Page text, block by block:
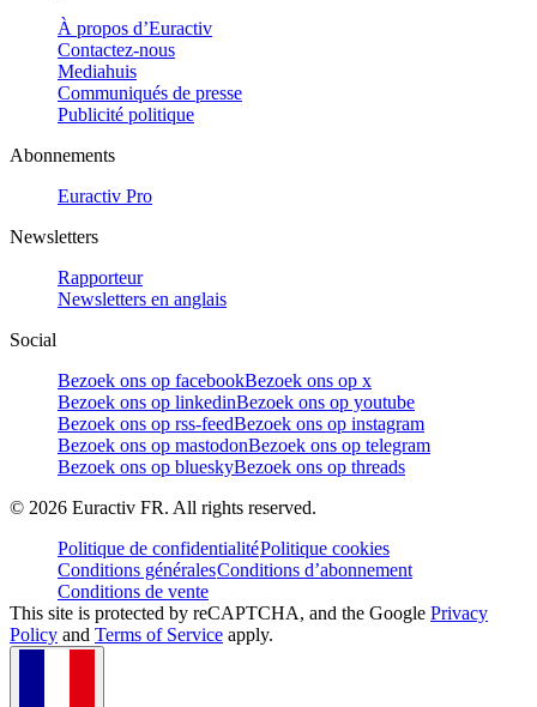
À propos d’Euractiv
Contactez-nous
Mediahuis
Communiqués de presse
Publicité politique
Abonnements
Euractiv Pro
Newsletters
Rapporteur
Newsletters en anglais
Social
Bezoek ons op facebookBezoek ons op x
Bezoek ons op linkedinBezoek ons op youtube
Bezoek ons op rss-feedBezoek ons op instagram
Bezoek ons op mastodonBezoek ons op telegram
Bezoek ons op blueskyBezoek ons op threads
© 2026 Euractiv FR. All rights reserved.
Politique de confidentialitéPolitique cookies
Conditions généralesConditions d’abonnement
Conditions de vente
This site is protected by reCAPTCHA, and the Google Privacy
Policy and Terms of Service apply.